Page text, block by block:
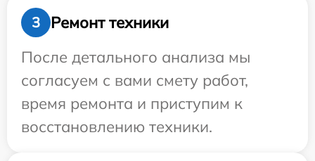
3
Ремонт техники
После детального анализа мы
согласуем с вами смету работ,
время ремонта и приступим к
восстановлению техники.